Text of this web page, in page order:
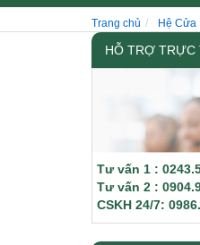
Trang chủ Hệ Cửa
HỖ TRỢ TRỰC
Tư vấn 1 :
Tư vấn 2 :
CSKH 24/7: